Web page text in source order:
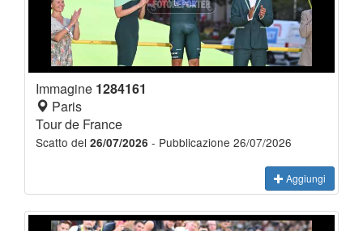
Immagine 1284161
Paris
Tour de France
Scatto del 26/07/2026 - Pubblicazione 26/07/2026
Aggiungi